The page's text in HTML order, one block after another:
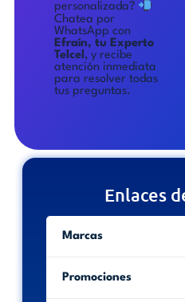
personalizada?
Chatea por
WhatsApp con
Efraín, tu Experto
Telcel , y recibe
atención inmediata
para resolver todas
tus preguntas.
Enlaces
Marcas
Promociones